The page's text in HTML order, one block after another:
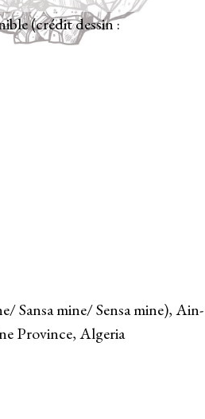
(crédit dessin :
Sansa mine/ Sensa mine), Ain-
Province, Algeria